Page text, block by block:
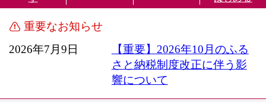
重要なお知らせ
2026年7月9日
【重要】2026年10月のふる
さと納税制度改正に伴う影
響について